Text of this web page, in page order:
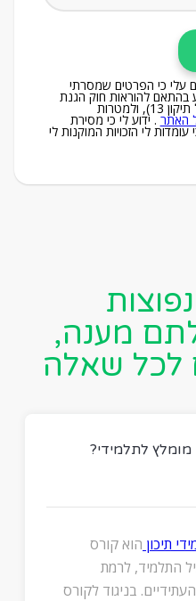
עלי כי הפרטים שמסרתי
בהתאם להוראות חוק הגנת
הפרטיות, התשמ"א–1981 (כולל תיקון 13), ולמטרות
האתר . ידוע לי כי מסירת
לי הזכויות המוקנות לי
מענה,
לכל שאלה
?מהו קורס פסיכומטרי מומלץ לתלמידי
תיכון הוא קורס
התלמיד, לרמת
בניגוד לקורס